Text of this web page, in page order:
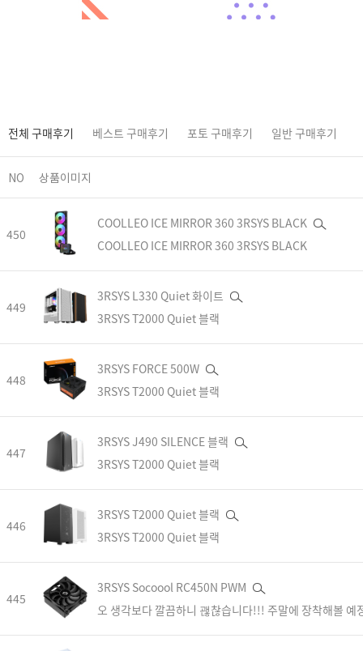
전체 구매후기 베스트 구매후기 포토 구매후기 일반 구매후기
NO 상품이미지
450
COOLLEO ICE MIRROR 360 3RSYS BLACK
COOLLEO ICE MIRROR 360 3RSYS BLACK
449
3RSYS L330 Quiet 화이트
3RSYS T2000 Quiet 블랙
448
3RSYS FORCE 500W
3RSYS T2000 Quiet 블랙
447
3RSYS J490 SILENCE 블랙
3RSYS T2000 Quiet 블랙
446
3RSYS T2000 Quiet 블랙
3RSYS T2000 Quiet 블랙
445
3RSYS Socoool RC450N PWM
오 생각보다 깔끔하니 괞찮습니다!!! 주말에 장착해볼 예